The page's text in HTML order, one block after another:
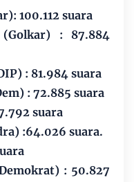
100.112 suara
(Golkar) : 87.884
: 81.984 suara
: 72.885 suara
suara
:64.026 suara.
: 50.827